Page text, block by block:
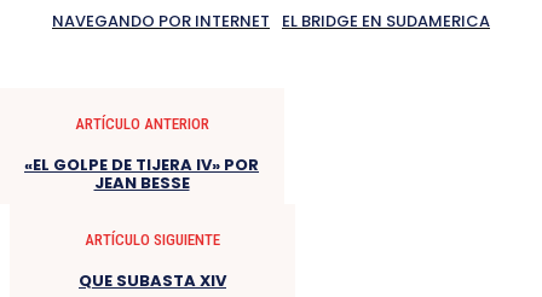
NAVEGANDO POR INTERNET
EL BRIDGE EN SUDAMERICA
ARTÍCULO ANTERIOR
«EL GOLPE DE TIJERA IV» POR
JEAN BESSE
ARTÍCULO SIGUIENTE
QUE SUBASTA XIV